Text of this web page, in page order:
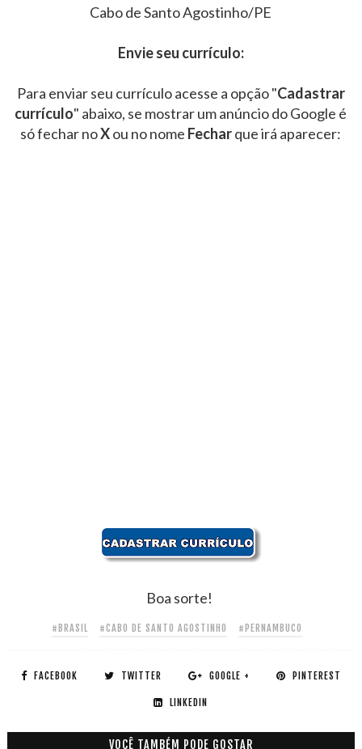
Cabo de Santo Agostinho/PE
Envie seu currículo:
Para enviar seu currículo acesse a opção "Cadastrar
currículo" abaixo, se mostrar um anúncio do Google é
só fechar noXou no nome Fecharque irá aparecer:
Boa sorte!
#BRASIL #CABO DE SANTO AGOSTINHO #PERNAMBUCO
FACEBOOK TWITTER GOOGLE + PINTEREST
LINKEDIN
VOCÊ TAMBÉM PODE GOSTAR